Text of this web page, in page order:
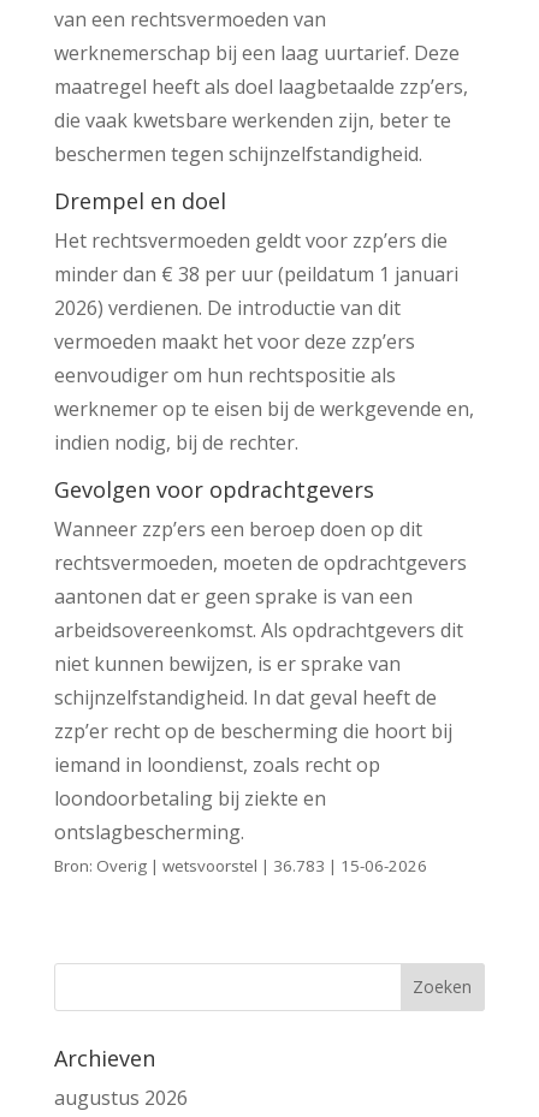
van een rechtsvermoeden van
werknemerschap bij een laag uurtarief. Deze
maatregel heeft als doel laagbetaalde zzp’ers,
die vaak kwetsbare werkenden zijn, beter te
beschermen tegen schijnzelfstandigheid.
Drempel en doel
Het rechtsvermoeden geldt voor zzp’ers die
minder dan € 38 per uur (peildatum 1 januari
2026) verdienen. De introductie van dit
vermoeden maakt het voor deze zzp’ers
eenvoudiger om hun rechtspositie als
werknemer op te eisen bij de werkgevende en,
indien nodig, bij de rechter.
Gevolgen voor opdrachtgevers
Wanneer zzp’ers een beroep doen op dit
rechtsvermoeden, moeten de opdrachtgevers
aantonen dat er geen sprake is van een
arbeidsovereenkomst. Als opdrachtgevers dit
niet kunnen bewijzen, is er sprake van
schijnzelfstandigheid. In dat geval heeft de
zzp’er recht op de bescherming die hoort bij
iemand in loondienst, zoals recht op
loondoorbetaling bij ziekte en
ontslagbescherming.
Bron: Overig | wetsvoorstel | 36.783 | 15-06-2026
Archieven
augustus 2026